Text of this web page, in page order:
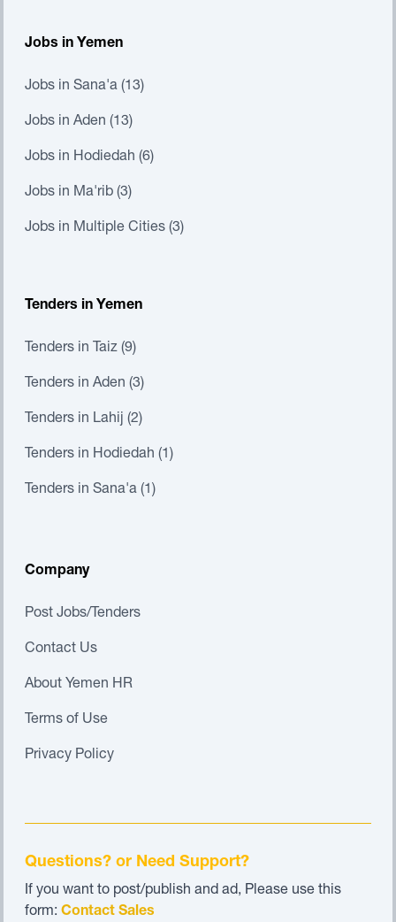
Jobs in Yemen
Jobs in Sana'a (13)
Jobs in Aden (13)
Jobs in Hodiedah (6)
Jobs in Ma'rib (3)
Jobs in Multiple Cities (3)
Tenders in Yemen
Tenders in Taiz (9)
Tenders in Aden (3)
Tenders in Lahij (2)
Tenders in Hodiedah (1)
Tenders in Sana'a (1)
Company
Post Jobs/Tenders
Contact Us
About Yemen HR
Terms of Use
Privacy Policy
Questions? or Need Support?
If you want to post/publish and ad, Please use this
form: Contact Sales